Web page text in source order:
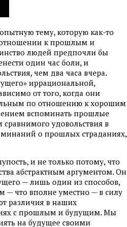
тему, которую как-то
к прошлым и
людей предпочли бы
один час боли, и
чем два часа вчера.
иррациональной,
от того, когда они
по отношению к хорошим
вспоминать прошлые
удовольствия в
о прошлых страданиях,
и не только потому, что
абстрактным аргументом. Он
— лишь один из способов,
что вполне уместно — в силу
различия в наших
с прошлым и будущим. Мы
на будущее своими